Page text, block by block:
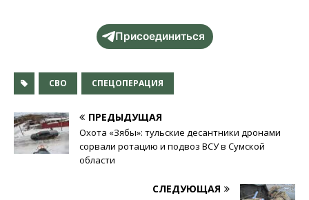
Присоединиться
СВО СПЕЦОПЕРАЦИЯ
ПРЕДЫДУЩАЯ
Охота «Зябы»: тульские десантники дронами
сорвали ротацию и подвоз ВСУ в Сумской
области
СЛЕДУЮЩАЯ